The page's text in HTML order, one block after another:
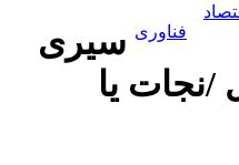
فناوری سیری
/نجات یا